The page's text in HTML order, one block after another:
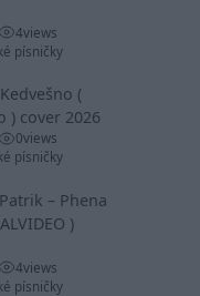
4views
písničky
(
) cover 2026
0views
písničky
– Phena
)
4views
písničky